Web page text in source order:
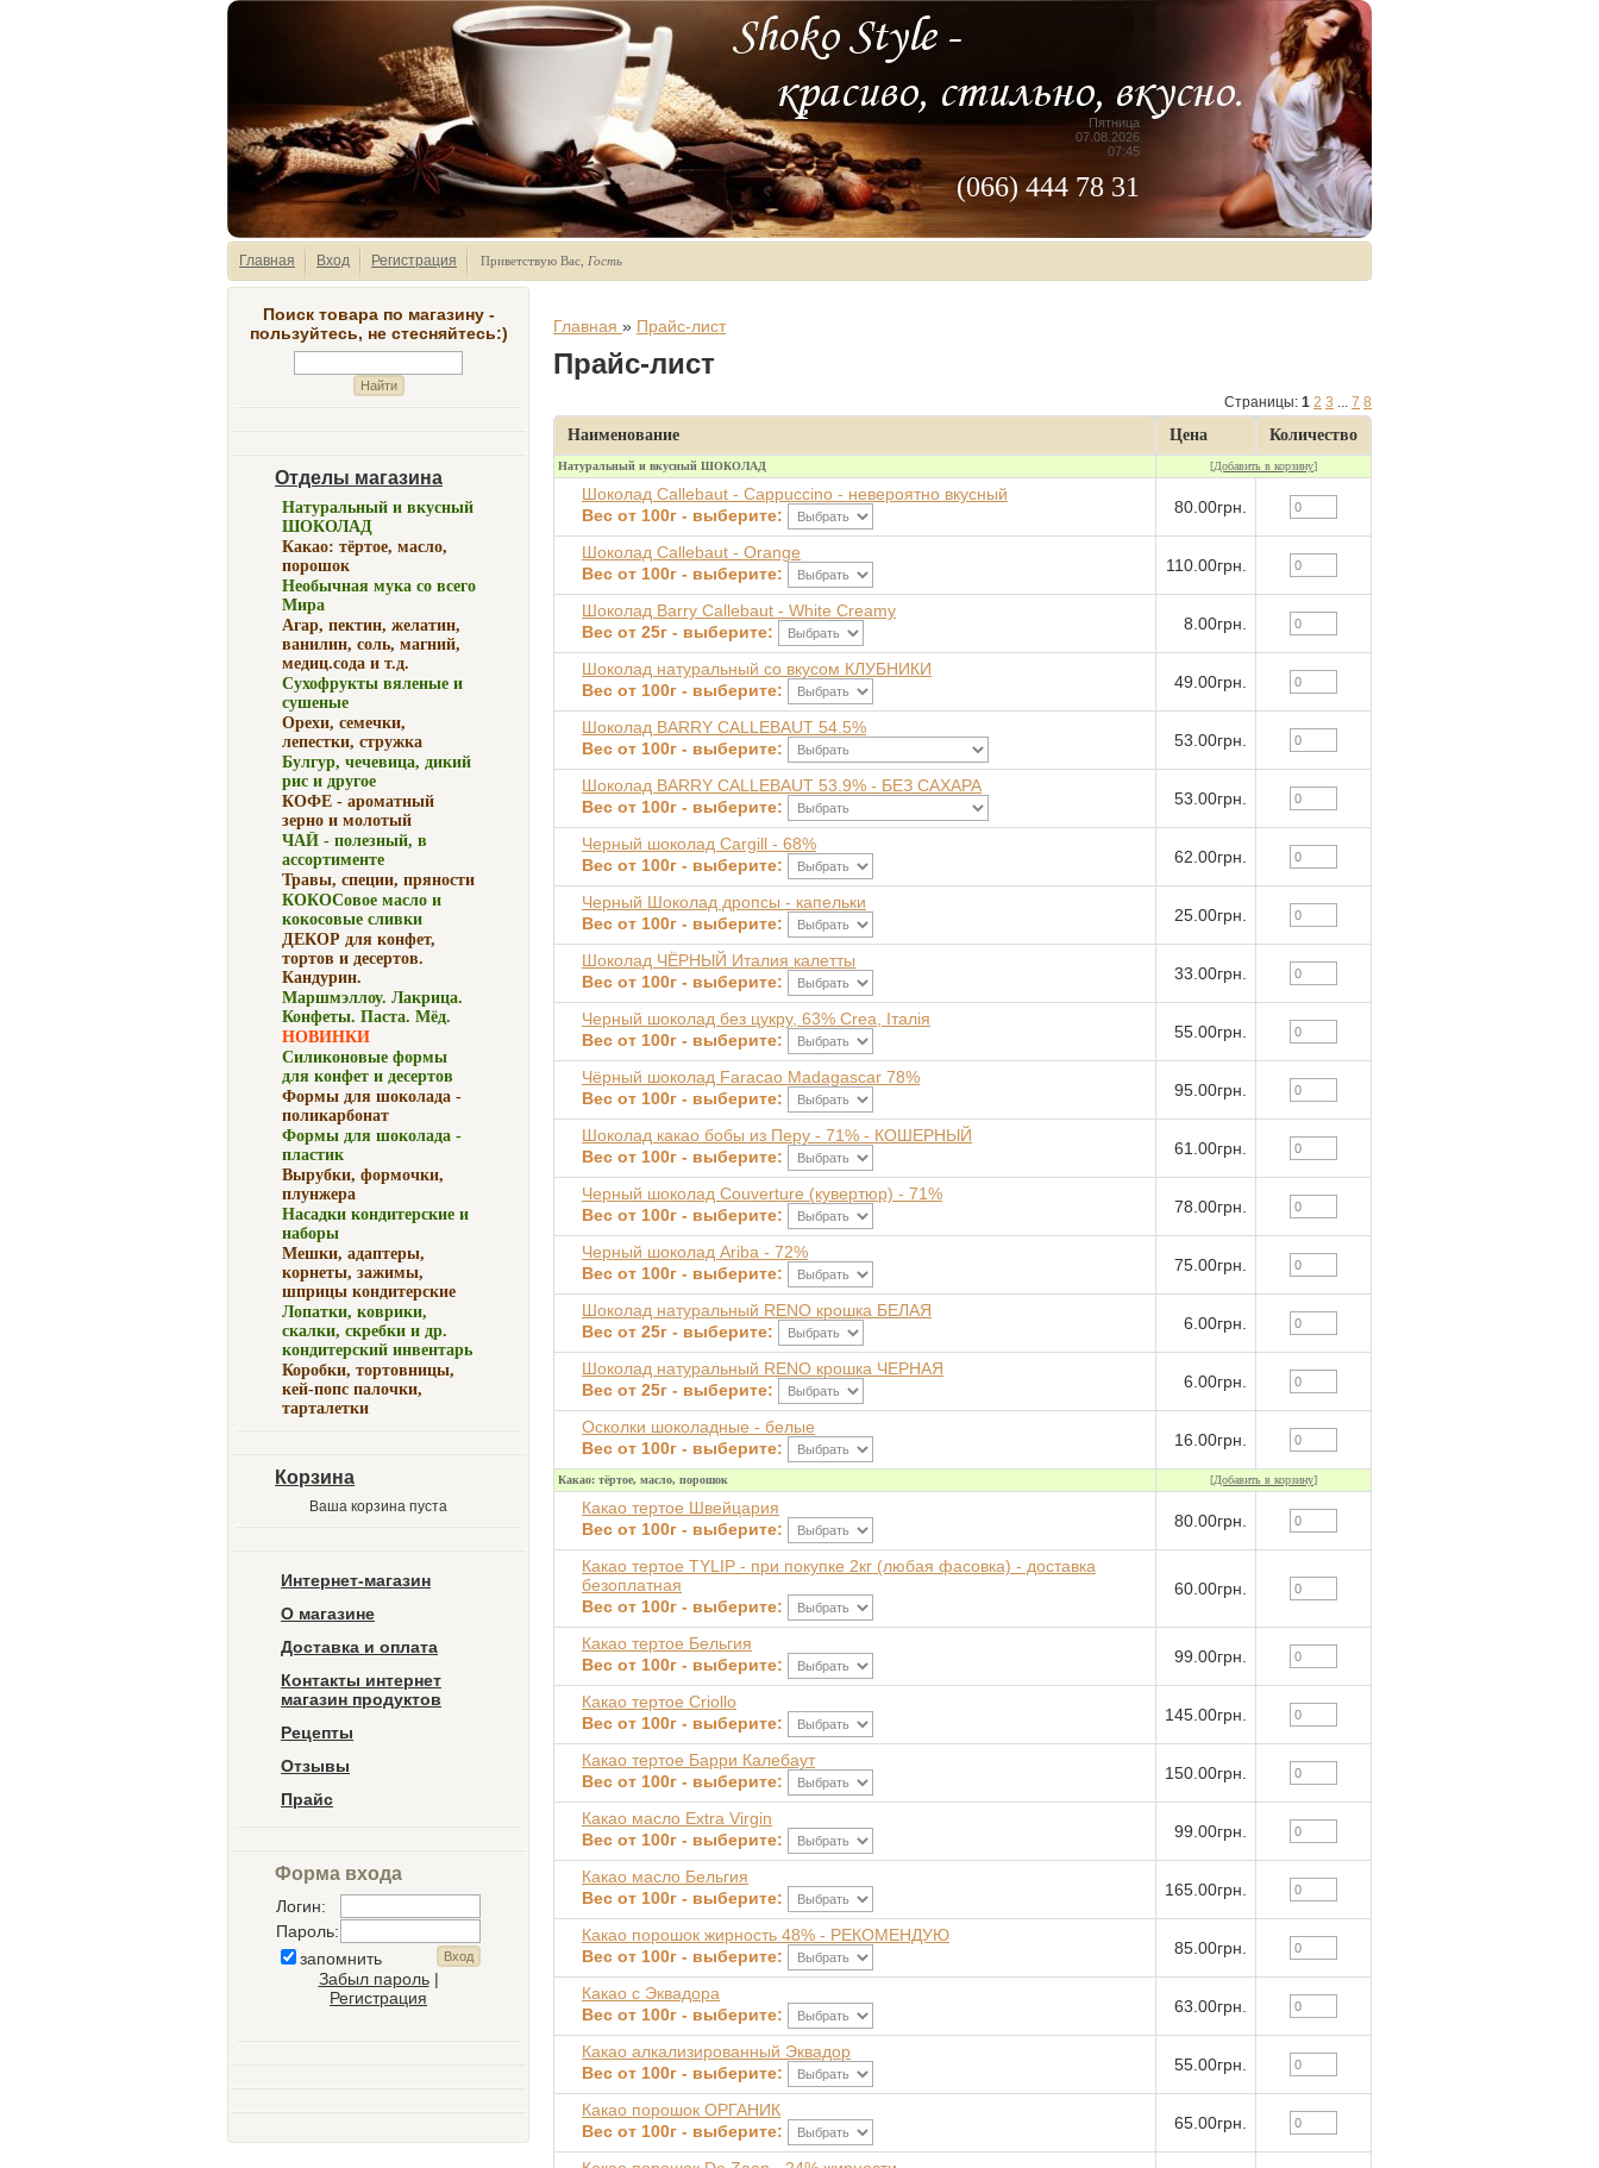
Пятница
07.08.2026
07:45
(066) 444 78 31
Главная Вход Регистрация Приветствую Вас Гость
Поиск товара по магазину -
пользуйтесь, не стесняйтесь:)
Отделы магазина
Натуральный и вкусный
ШОКОЛАД
Какао: тёртое, масло,
порошок
Необычная мука со всего
Мира
Агар, пектин, желатин,
ванилин, соль, магний,
медиц.сода и т.д.
Сухофрукты вяленые и
сушеные
Орехи, семечки,
лепестки, стружка
Булгур, чечевица, дикий
рис и другое
КОФЕ - ароматный
зерно и молотый
ЧАЙ - полезный, в
ассортименте
Травы, специи, пряности
КОКОСовое масло и
кокосовые сливки
ДЕКОР для конфет,
тортов и десертов.
Кандурин.
Маршмэллоу. Лакрица.
Конфеты. Паста. Мёд.
НОВИНКИ
Силиконовые формы
для конфет и десертов
Формы для шоколада -
поликарбонат
Формы для шоколада -
пластик
Вырубки, формочки,
плунжера
Насадки кондитерские и
наборы
Мешки, адаптеры,
корнеты, зажимы,
шприцы кондитерские
Лопатки, коврики,
скалки, скребки и др.
кондитерский инвентарь
Коробки, тортовницы,
кей-попс палочки,
тарталетки
Корзина
Ваша корзина пуста
Интернет-магазин
О магазине
Доставка и оплата
Контакты интернет
магазин продуктов
Рецепты
Отзывы
Прайс
Форма входа
Логин:
Пароль:
запомнить
Забыл пароль|
Регистрация
Главная » Прайс-лист
Прайс-лист
Страницы: 1 2 3 ... 7 8
Наименование Цена Количество
Натуральный и вкусный ШОКОЛАД [Добавить в корзину]
Шоколад Callebaut - Cappuccino - невероятно вкусный
Вес от 100г - выберите:
80.00грн.
Шоколад Callebaut - Orange
Вес от 100г - выберите:
110.00грн.
Шоколад Barry Callebaut - White Creamy
Вес от 25г - выберите:
8.00грн.
Шоколад натуральный со вкусом КЛУБНИКИ
Вес от 100г - выберите:
49.00грн.
Шоколад BARRY CALLEBAUT 54.5%
Вес от 100г - выберите:
53.00грн.
Шоколад BARRY CALLEBAUT 53.9% - БЕЗ САХАРА
Вес от 100г - выберите:
53.00грн.
Черный шоколад Cargill - 68%
Вес от 100г - выберите:
62.00грн.
Черный Шоколад дропсы - капельки
Вес от 100г - выберите:
25.00грн.
Шоколад ЧЁРНЫЙ Италия калетты
Вес от 100г - выберите:
33.00грн.
Черный шоколад без цукру, 63% Crea, Італія
Вес от 100г - выберите:
55.00грн.
Чёрный шоколад Faracao Madagascar 78%
Вес от 100г - выберите:
95.00грн.
Шоколад какао бобы из Перу - 71% - КОШЕРНЫЙ
Вес от 100г - выберите:
61.00грн.
Черный шоколад Couverture (кувертюр) - 71%
Вес от 100г - выберите:
78.00грн.
Черный шоколад Ariba - 72%
Вес от 100г - выберите:
75.00грн.
Шоколад натуральный RENO крошка БЕЛАЯ
Вес от 25г - выберите:
6.00грн.
Шоколад натуральный RENO крошка ЧЕРНАЯ
Вес от 25г - выберите:
6.00грн.
Осколки шоколадные - белые
Вес от 100г - выберите:
16.00грн.
Какао: тёртое, масло, порошок [Добавить в корзину]
Какао тертое Швейцария
Вес от 100г - выберите:
80.00грн.
Какао тертое TYLIP - при покупке 2кг (любая фасовка) - доставка
безоплатная
Вес от 100г - выберите:
60.00грн.
Какао тертое Бельгия
Вес от 100г - выберите:
99.00грн.
Какао тертое Criollo
Вес от 100г - выберите:
145.00грн.
Какао тертое Барри Калебаут
Вес от 100г - выберите:
150.00грн.
Какао масло Extra Virgin
Вес от 100г - выберите:
99.00грн.
Какао масло Бельгия
Вес от 100г - выберите:
165.00грн.
Какао порошок жирность 48% - РЕКОМЕНДУЮ
Вес от 100г - выберите:
85.00грн.
Какао с Эквадора
Вес от 100г - выберите:
63.00грн.
Какао алкализированный Эквадор
Вес от 100г - выберите:
55.00грн.
Какао порошок ОРГАНИК
Вес от 100г - выберите:
65.00грн.